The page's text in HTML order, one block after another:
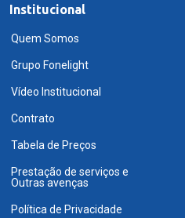
Institucional
Quem Somos
Grupo Fonelight
Vídeo Institucional
Contrato
Tabela de Preços
Prestação de serviços e
Outras avenças
Política de Privacidade